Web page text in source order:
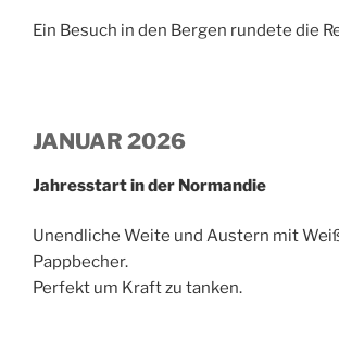
Ein Besuch in den Bergen rundete die
JANUAR 2026
Jahresstart in der Normandie
Unendliche Weite und Austern mit
Pappbecher.
Perfekt um Kraft zu tanken.